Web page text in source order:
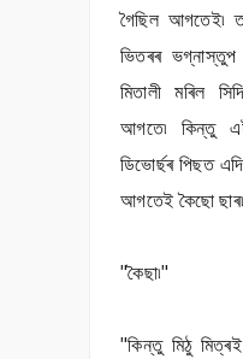
গৈছিল আগতেই৷
ভিতৰৰ ভগ্নাস্তুপ
মিতালী মৰিল
আগতে৷ কিন্তু
ডিভোৰ্ছৰ পিছত
আগতেই কৈছো
"কৈছা৷"
"কিন্তু মিঠু